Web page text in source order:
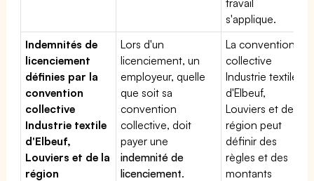
s'applique.
Indemnités de
licenciement
définies par la
convention
collective
Industrie textile
d'Elbeuf,
Louviers et de la
région
Lors d'un
licenciement, un
employeur, quelle
que soit sa
convention
collective, doit
payer une
indemnité de
licenciement.
La convention
collective
Industrie textile
d'Elbeuf,
Louviers et de la
région peut
définir des
règles et des
montants